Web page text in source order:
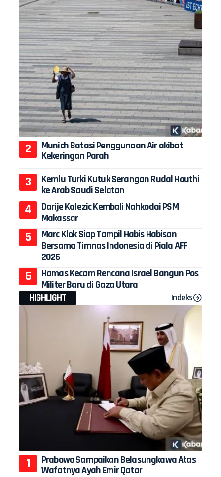
Munich Batasi Penggunaan Air akibat
Kekeringan Parah
Kemlu Turki Kutuk Serangan Rudal Houthi
ke Arab Saudi Selatan
Darije Kalezic Kembali Nahkodai PSM
Makassar
Marc Klok Siap Tampil Habis Habisan
Bersama Timnas Indonesia di Piala AFF
2026
Hamas Kecam Rencana Israel Bangun Pos
Militer Baru di Gaza Utara
HIGHLIGHT
Indeks
Prabowo Sampaikan Belasungkawa Atas
Wafatnya Ayah Emir Qatar